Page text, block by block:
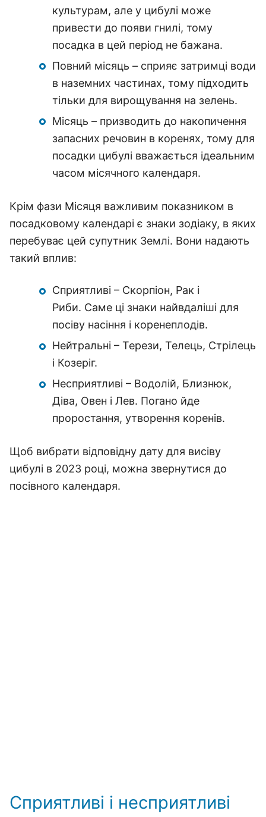
культурам, але у цибулі може
привести до появи гнилі, тому
посадка в цей період не бажана.
Повний місяць – сприяє затримці води
в наземних частинах, тому підходить
тільки для вирощування на зелень.
Місяць – призводить до накопичення
запасних речовин в коренях, тому для
посадки цибулі вважається ідеальним
часом місячного календаря.
Крім фази Місяця важливим показником в
посадковому календарі є знаки зодіаку, в яких
перебуває цей супутник Землі. Вони надають
такий вплив:
Сприятливі – Скорпіон, Рак і
Риби. Саме ці знаки найвдаліші для
посіву насіння і коренеплодів.
Нейтральні – Терези, Телець, Стрілець
і Козеріг.
Несприятливі – Водолій, Близнюк,
Діва, Овен і Лев. Погано йде
проростання, утворення коренів.
Щоб вибрати відповідну дату для висіву
цибулі в 2023 році, можна звернутися до
посівного календаря.
Сприятливі і несприятливі